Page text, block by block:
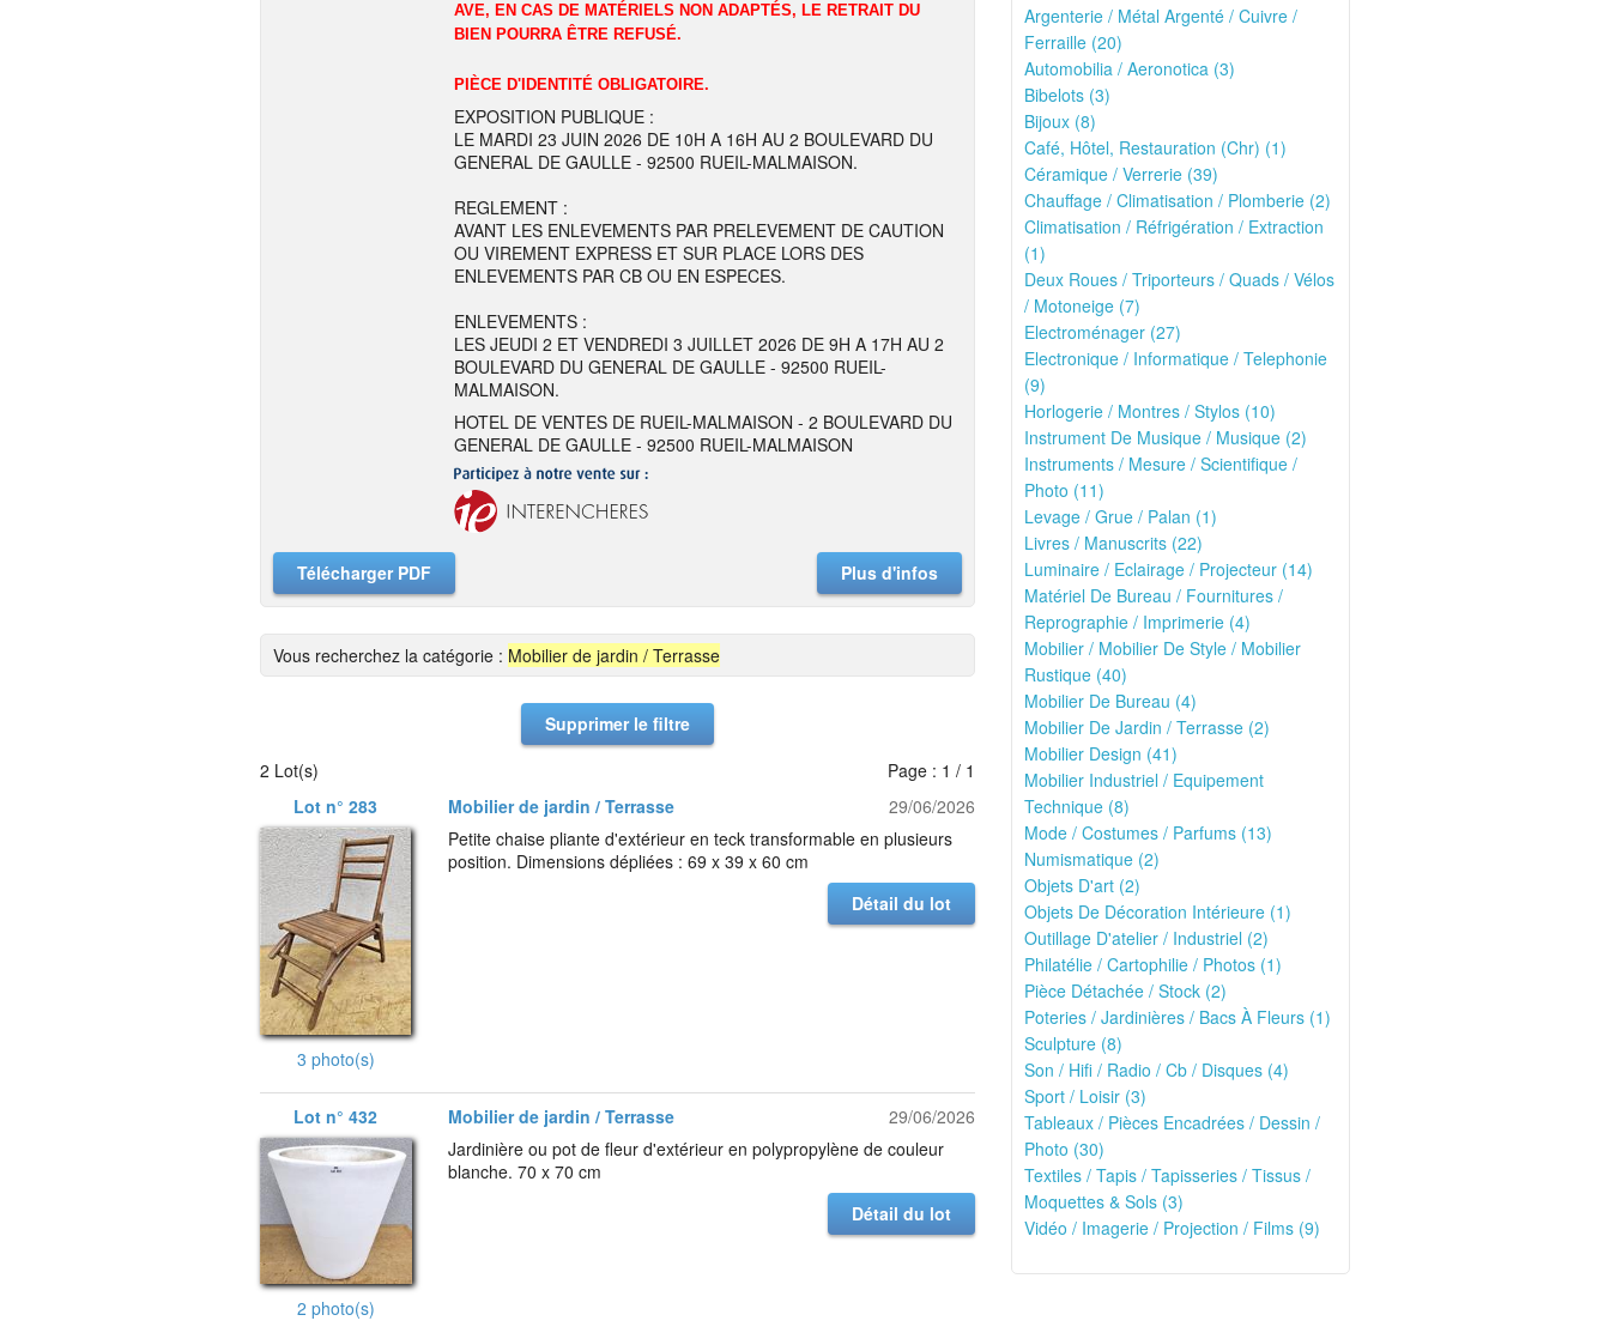
AVE, EN CAS DE MATÉRIELS NON ADAPTÉS, LE RETRAIT DU
BIEN POURRA ÊTRE REFUSÉ.
PIÈCE D'IDENTITÉ OBLIGATOIRE.
EXPOSITION PUBLIQUE :
LE MARDI 23 JUIN 2026 DE 10H A 16H AU 2 BOULEVARD DU
GENERAL DE GAULLE - 92500 RUEIL-MALMAISON.
REGLEMENT :
AVANT LES ENLEVEMENTS PAR PRELEVEMENT DE CAUTION
OU VIREMENT EXPRESS ET SUR PLACE LORS DES
ENLEVEMENTS PAR CB OU EN ESPECES.
ENLEVEMENTS :
LES JEUDI 2 ET VENDREDI 3 JUILLET 2026 DE 9H A 17H AU 2
BOULEVARD DU GENERAL DE GAULLE - 92500 RUEIL-
MALMAISON.
HOTEL DE VENTES DE RUEIL-MALMAISON - 2 BOULEVARD DU
GENERAL DE GAULLE - 92500 RUEIL-MALMAISON
Télécharger PDF Plus d'infos
Vous recherchez la catégorie : Mobilier de jardin / Terrasse
Supprimer le filtre
2 Lot(s)
Page : 1 / 1
Lot n° 283
Mobilier de jardin / Terrasse 29/06/2026
3 photo(s)
Petite chaise pliante d'extérieur en teck transformable en plusieurs
position. Dimensions dépliées : 69 x 39 x 60 cm
Détail du lot
Lot n° 432 Mobilier de jardin / Terrasse 29/06/2026
2 photo(s)
Jardinière ou pot de fleur d'extérieur en polypropylène de couleur
blanche. 70 x 70 cm
Détail du lot
Argenterie / Métal Argenté / Cuivre /
Ferraille (20)
Automobilia / Aeronotica (3)
Bibelots (3)
Bijoux (8)
Café, Hôtel, Restauration (Chr) (1)
Céramique / Verrerie (39)
Chauffage / Climatisation / Plomberie (2)
Climatisation / Réfrigération / Extraction
(1)
Deux Roues / Triporteurs / Quads / Vélos
/ Motoneige (7)
Electroménager (27)
Electronique / Informatique / Telephonie
(9)
Horlogerie / Montres / Stylos (10)
Instrument De Musique / Musique (2)
Instruments / Mesure / Scientifique /
Photo (11)
Levage / Grue / Palan (1)
Livres / Manuscrits (22)
Luminaire / Eclairage / Projecteur (14)
Matériel De Bureau / Fournitures /
Reprographie / Imprimerie (4)
Mobilier / Mobilier De Style / Mobilier
Rustique (40)
Mobilier De Bureau (4)
Mobilier De Jardin / Terrasse (2)
Mobilier Design (41)
Mobilier Industriel / Equipement
Technique (8)
Mode / Costumes / Parfums (13)
Numismatique (2)
Objets D'art (2)
Objets De Décoration Intérieure (1)
Outillage D'atelier / Industriel (2)
Philatélie / Cartophilie / Photos (1)
Pièce Détachée / Stock (2)
Poteries / Jardinières / Bacs À Fleurs (1)
Sculpture (8)
Son / Hifi / Radio / Cb / Disques (4)
Sport / Loisir (3)
Tableaux / Pièces Encadrées / Dessin /
Photo (30)
Textiles / Tapis / Tapisseries / Tissus /
Moquettes & Sols (3)
Vidéo / Imagerie / Projection / Films (9)